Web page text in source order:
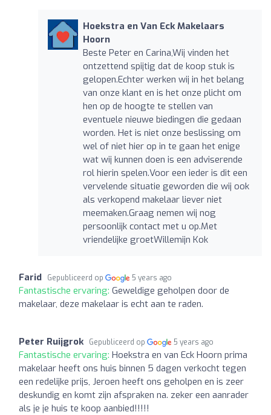
Hoekstra en Van Eck Makelaars
Hoorn
Beste Peter en Carina,Wij vinden het
ontzettend spijtig dat de koop stuk is
gelopen.Echter werken wij in het belang
van onze klant en is het onze plicht om
hen op de hoogte te stellen van
eventuele nieuwe biedingen die gedaan
worden. Het is niet onze beslissing om
wel of niet hier op in te gaan het enige
wat wij kunnen doen is een adviserende
rol hierin spelen.Voor een ieder is dit een
vervelende situatie geworden die wij ook
als verkopend makelaar liever niet
meemaken.Graag nemen wij nog
persoonlijk contact met u op.Met
vriendelijke groetWillemijn Kok
Farid Gepubliceerd op 5 years ago
Fantastische ervaring: Geweldige geholpen door de
makelaar, deze makelaar is echt aan te raden.
Peter Ruijgrok Gepubliceerd op 5 years ago
Fantastische ervaring: Hoekstra en van Eck Hoorn prima
makelaar heeft ons huis binnen 5 dagen verkocht tegen
een redelijke prijs, Jeroen heeft ons geholpen en is zeer
deskundig en komt zijn afspraken na. zeker een aanrader
als je je huis te koop aanbied!!!!!